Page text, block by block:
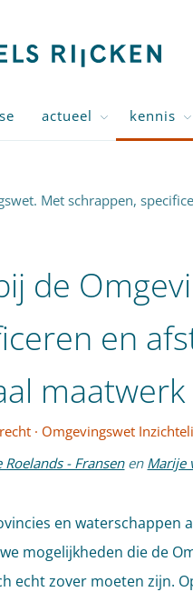
actueel kennis
Met schrappen,
de
en
maatwerk
· Omgevingswet
Roelands - Fransen en Marije
en waterschappen
mogelijkheden die de
echt zover moeten zijn.